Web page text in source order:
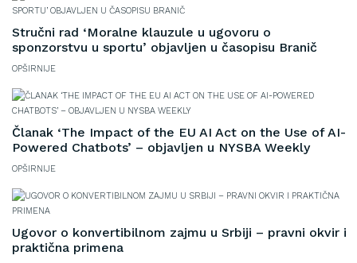
Stručni rad ‘Moralne klauzule u ugovoru o
sponzorstvu u sportu’ objavljen u časopisu Branič
OPŠIRNIJE
Članak ‘The Impact of the EU AI Act on the Use of AI-
Powered Chatbots’ – objavljen u NYSBA Weekly
OPŠIRNIJE
Ugovor o konvertibilnom zajmu u Srbiji – pravni okvir i
praktična primena